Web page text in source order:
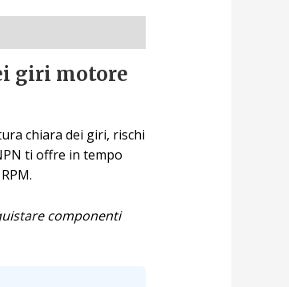
giri motore
chiara dei giri, rischi
ti offre in tempo
componenti